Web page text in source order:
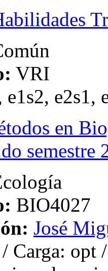
VRI
e1s2,
en
semestre
BIO4027
José
Carga: opt